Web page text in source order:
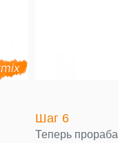
Шаг 6
Теперь